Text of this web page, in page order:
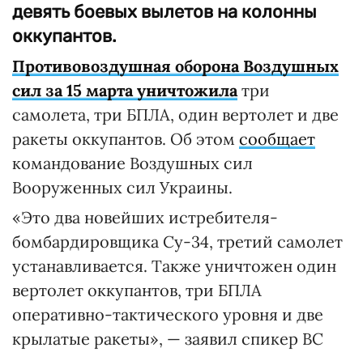
девять боевых вылетов на колонны
оккупантов.
Противовоздушная оборона Воздушных
сил за 15 марта уничтожилатри
самолета, три БПЛА, один вертолет и две
ракеты оккупантов. Об этом сообщает
командование Воздушных сил
Вооруженных сил Украины.
«Это два новейших истребителя-
бомбардировщика Су-34, третий самолет
устанавливается. Также уничтожен один
вертолет оккупантов, три БПЛА
оперативно-тактического уровня и две
крылатые ракеты», — заявил спикер ВС